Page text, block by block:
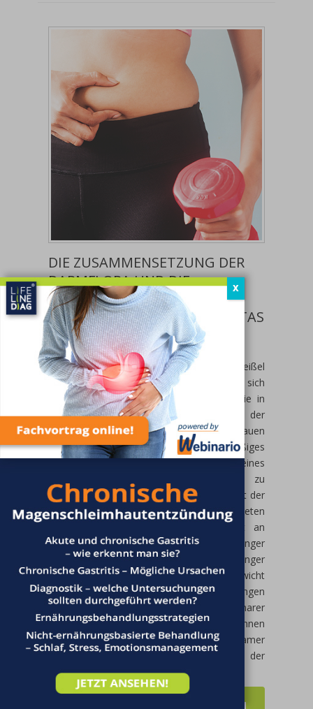
DIE ZUSAMMENSETZUNG DER
DARMFLORA UND DIE
ENTSTEHUNG VON
ÜBERGEWICHT UND ADIPOSITAS
Haben sie etwas gemeinsam?
Übergewicht und Fettleibigkeit sind eine Geißel
des einundzwanzigsten Jahrhunderts, die sich
immer weiter ausbreitet. Laut einer Studie in
Polen aus dem Jahr 2014 wurden 62 % der
erwachsenen Männer und 46 % der Frauen
damit diagnostiziert. Übermäßiges
Körpergewicht ist die Folge eines
unzureichenden Energieverbrauchs bei zu
geringem Energieverbrauch. Leider verkürzt der
breite Zugang zu stark verarbeiteten
Lebensmitteln mit einem hohen Gehalt an
Einfachzuckern, zu geringer
Ballaststoffversorgung und sehr geringer
körperlicher Aktivität den Weg zu Übergewicht
und in der Folge zu Stoffwechselerkrankungen
wie Insulinresistenz, Diabetes, koronarer
Herzkrankheit oder Bluthochdruck. Wie können
wir also Übergewicht vermeiden? Als wirksamer
Weg erweist sich die Pflege der
Zusammensetzung der Darmmikroflora.
MEHR LESEN
X